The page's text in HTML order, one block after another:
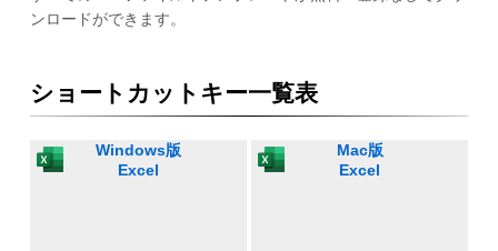
ンロードができます。
ショートカットキー一覧表
Windows版
Excel
Mac版
Excel